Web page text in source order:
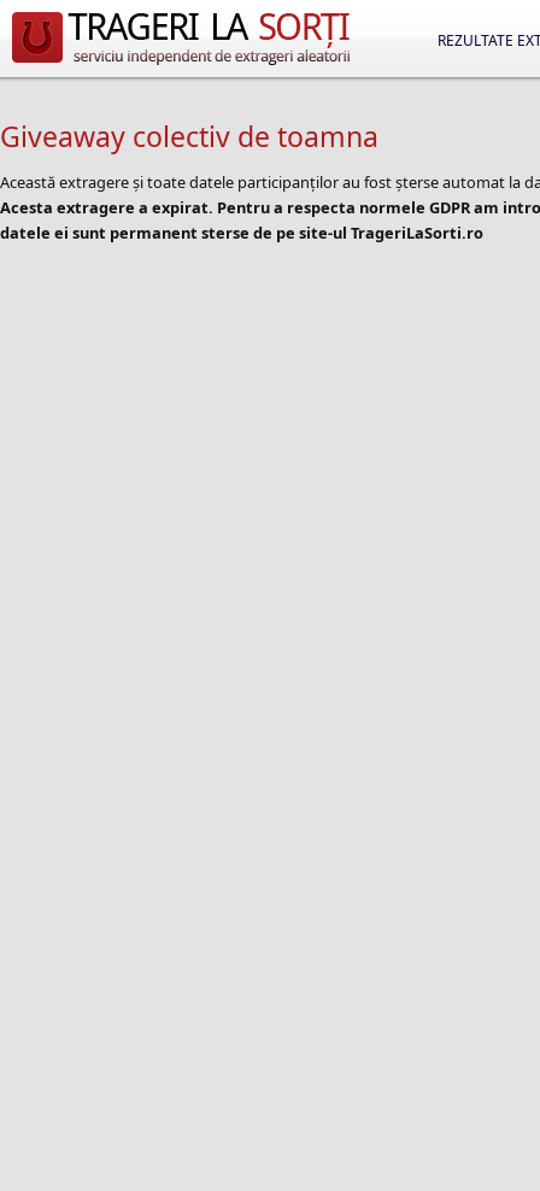
REZULTATE
Giveaway colectiv de toamna
Această extragere și toate datele participanților au fost șterse automat la
Acesta extragere a expirat. Pentru a respecta normele GDPR am
datele ei sunt permanent sterse de pe site-ul TrageriLaSorti.ro